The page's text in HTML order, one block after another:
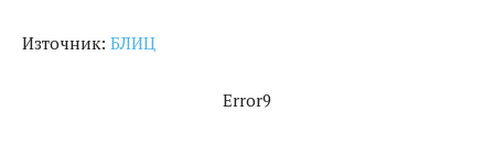
Източник: БЛИЦ
Error9